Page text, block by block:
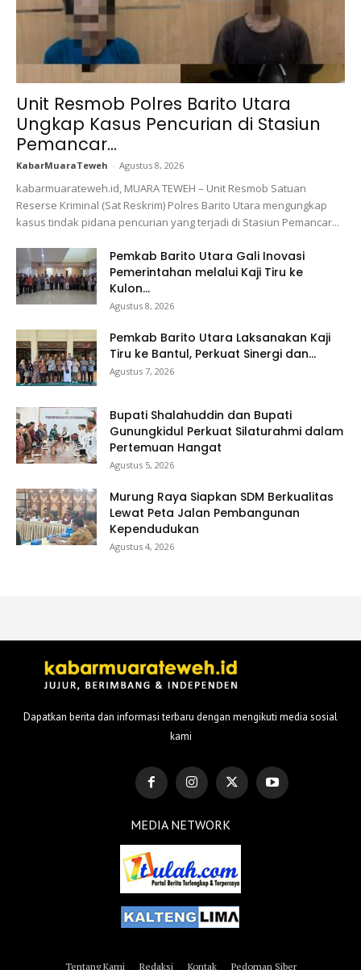
Unit Resmob Polres Barito Utara
Ungkap Kasus Pencurian di Stasiun
Pemancar...
KabarMuaraTeweh - Agustus 8, 2026
kabarmuarateweh.id, MUARA TEWEH – Unit Resmob Satuan
Reserse Kriminal (Sat Reskrim) Polres Barito Utara mengungkap
kasus tindak pidana pencurian yang terjadi di Stasiun Pemancar...
Pemkab Barito Utara Gali Inovasi
Pemerintahan melalui Kaji Tiru ke
Kulon...
Agustus 8, 2026
Pemkab Barito Utara Laksanakan Kaji
Tiru ke Bantul, Perkuat Sinergi dan...
Agustus 7, 2026
Bupati Shalahuddin dan Bupati
Gunungkidul Perkuat Silaturahmi dalam
Pertemuan Hangat
Agustus 5, 2026
Murung Raya Siapkan SDM Berkualitas
Lewat Peta Jalan Pembangunan
Kependudukan
Agustus 4, 2026
Dapatkan berita dan informasi terbaru dengan mengikuti media sosial
kami
MEDIA NETWORK
Tentang Kami Redaksi Kontak Pedoman Siber